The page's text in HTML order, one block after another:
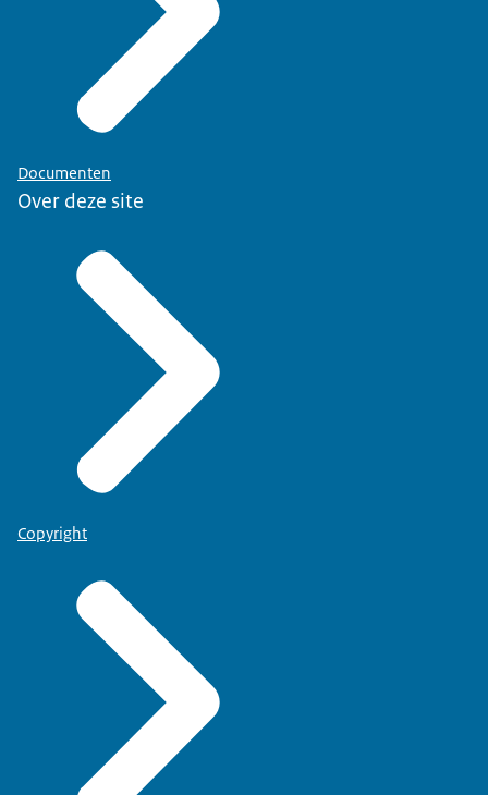
Documenten
Over deze site
Copyright